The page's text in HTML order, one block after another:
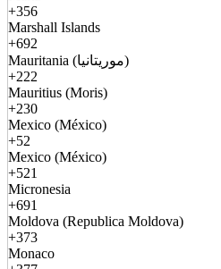
+356
Marshall Islands
+692
Mauritania (موريتانيا)
+222
Mauritius (Moris)
+230
Mexico (México)
+52
Mexico (México)
+521
Micronesia
+691
Moldova (Republica Moldova)
+373
Monaco